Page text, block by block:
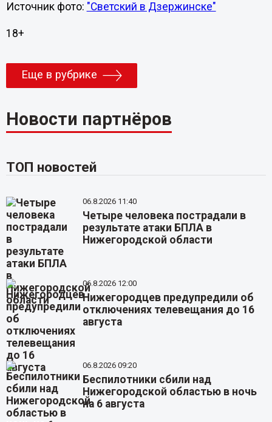
Источник фото: "Светский в Дзержинске"
18+
Еще в рубрике
Новости партнёров
ТОП новостей
06.8.2026 11:40
Четыре человека пострадали в
результате атаки БПЛА в
Нижегородской области
06.8.2026 12:00
Нижегородцев предупредили об
отключениях телевещания до 16
августа
06.8.2026 09:20
Беспилотники сбили над
Нижегородской областью в ночь
на 6 августа